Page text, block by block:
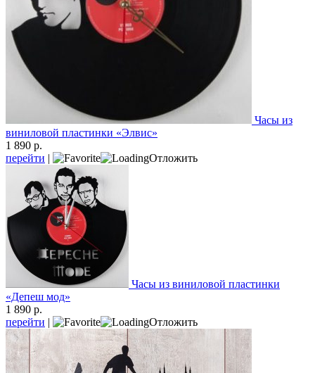
Часы из
виниловой пластинки «Элвис»
1 890 р.
перейти | Отложить
Часы из виниловой пластинки
«Депеш мод»
1 890 р.
перейти | Отложить